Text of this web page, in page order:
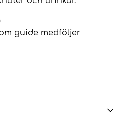
guide medföljer